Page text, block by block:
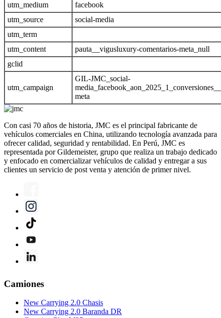
utm_medium
facebook
utm_source
social-media
utm_term
utm_content
pauta__vigusluxury-comentarios-meta_null
gclid
utm_campaign
GIL-JMC_social-
meta
Con casi 70 años de historia, JMC es el principal fabricante de
vehículos comerciales en China, utilizando tecnología avanzada para
ofrecer calidad, seguridad y rentabilidad. En Perú, JMC es
representada por Gildemeister, grupo que realiza un trabajo dedicado
y enfocado en comercializar vehículos de calidad y entregar a sus
clientes un servicio de post venta y atención de primer nivel.
Camiones
New Carrying 2.0 Chasis
New Carrying 2.0 Baranda DR